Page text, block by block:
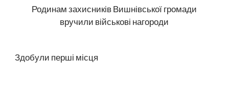
Родинам захисників Вишнівської громади
вручили військові нагороди
Здобули перші місця